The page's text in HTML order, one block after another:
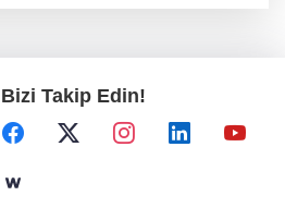
oyuncular sağlık kontrolünden geçti
Bizi Takip Edin!